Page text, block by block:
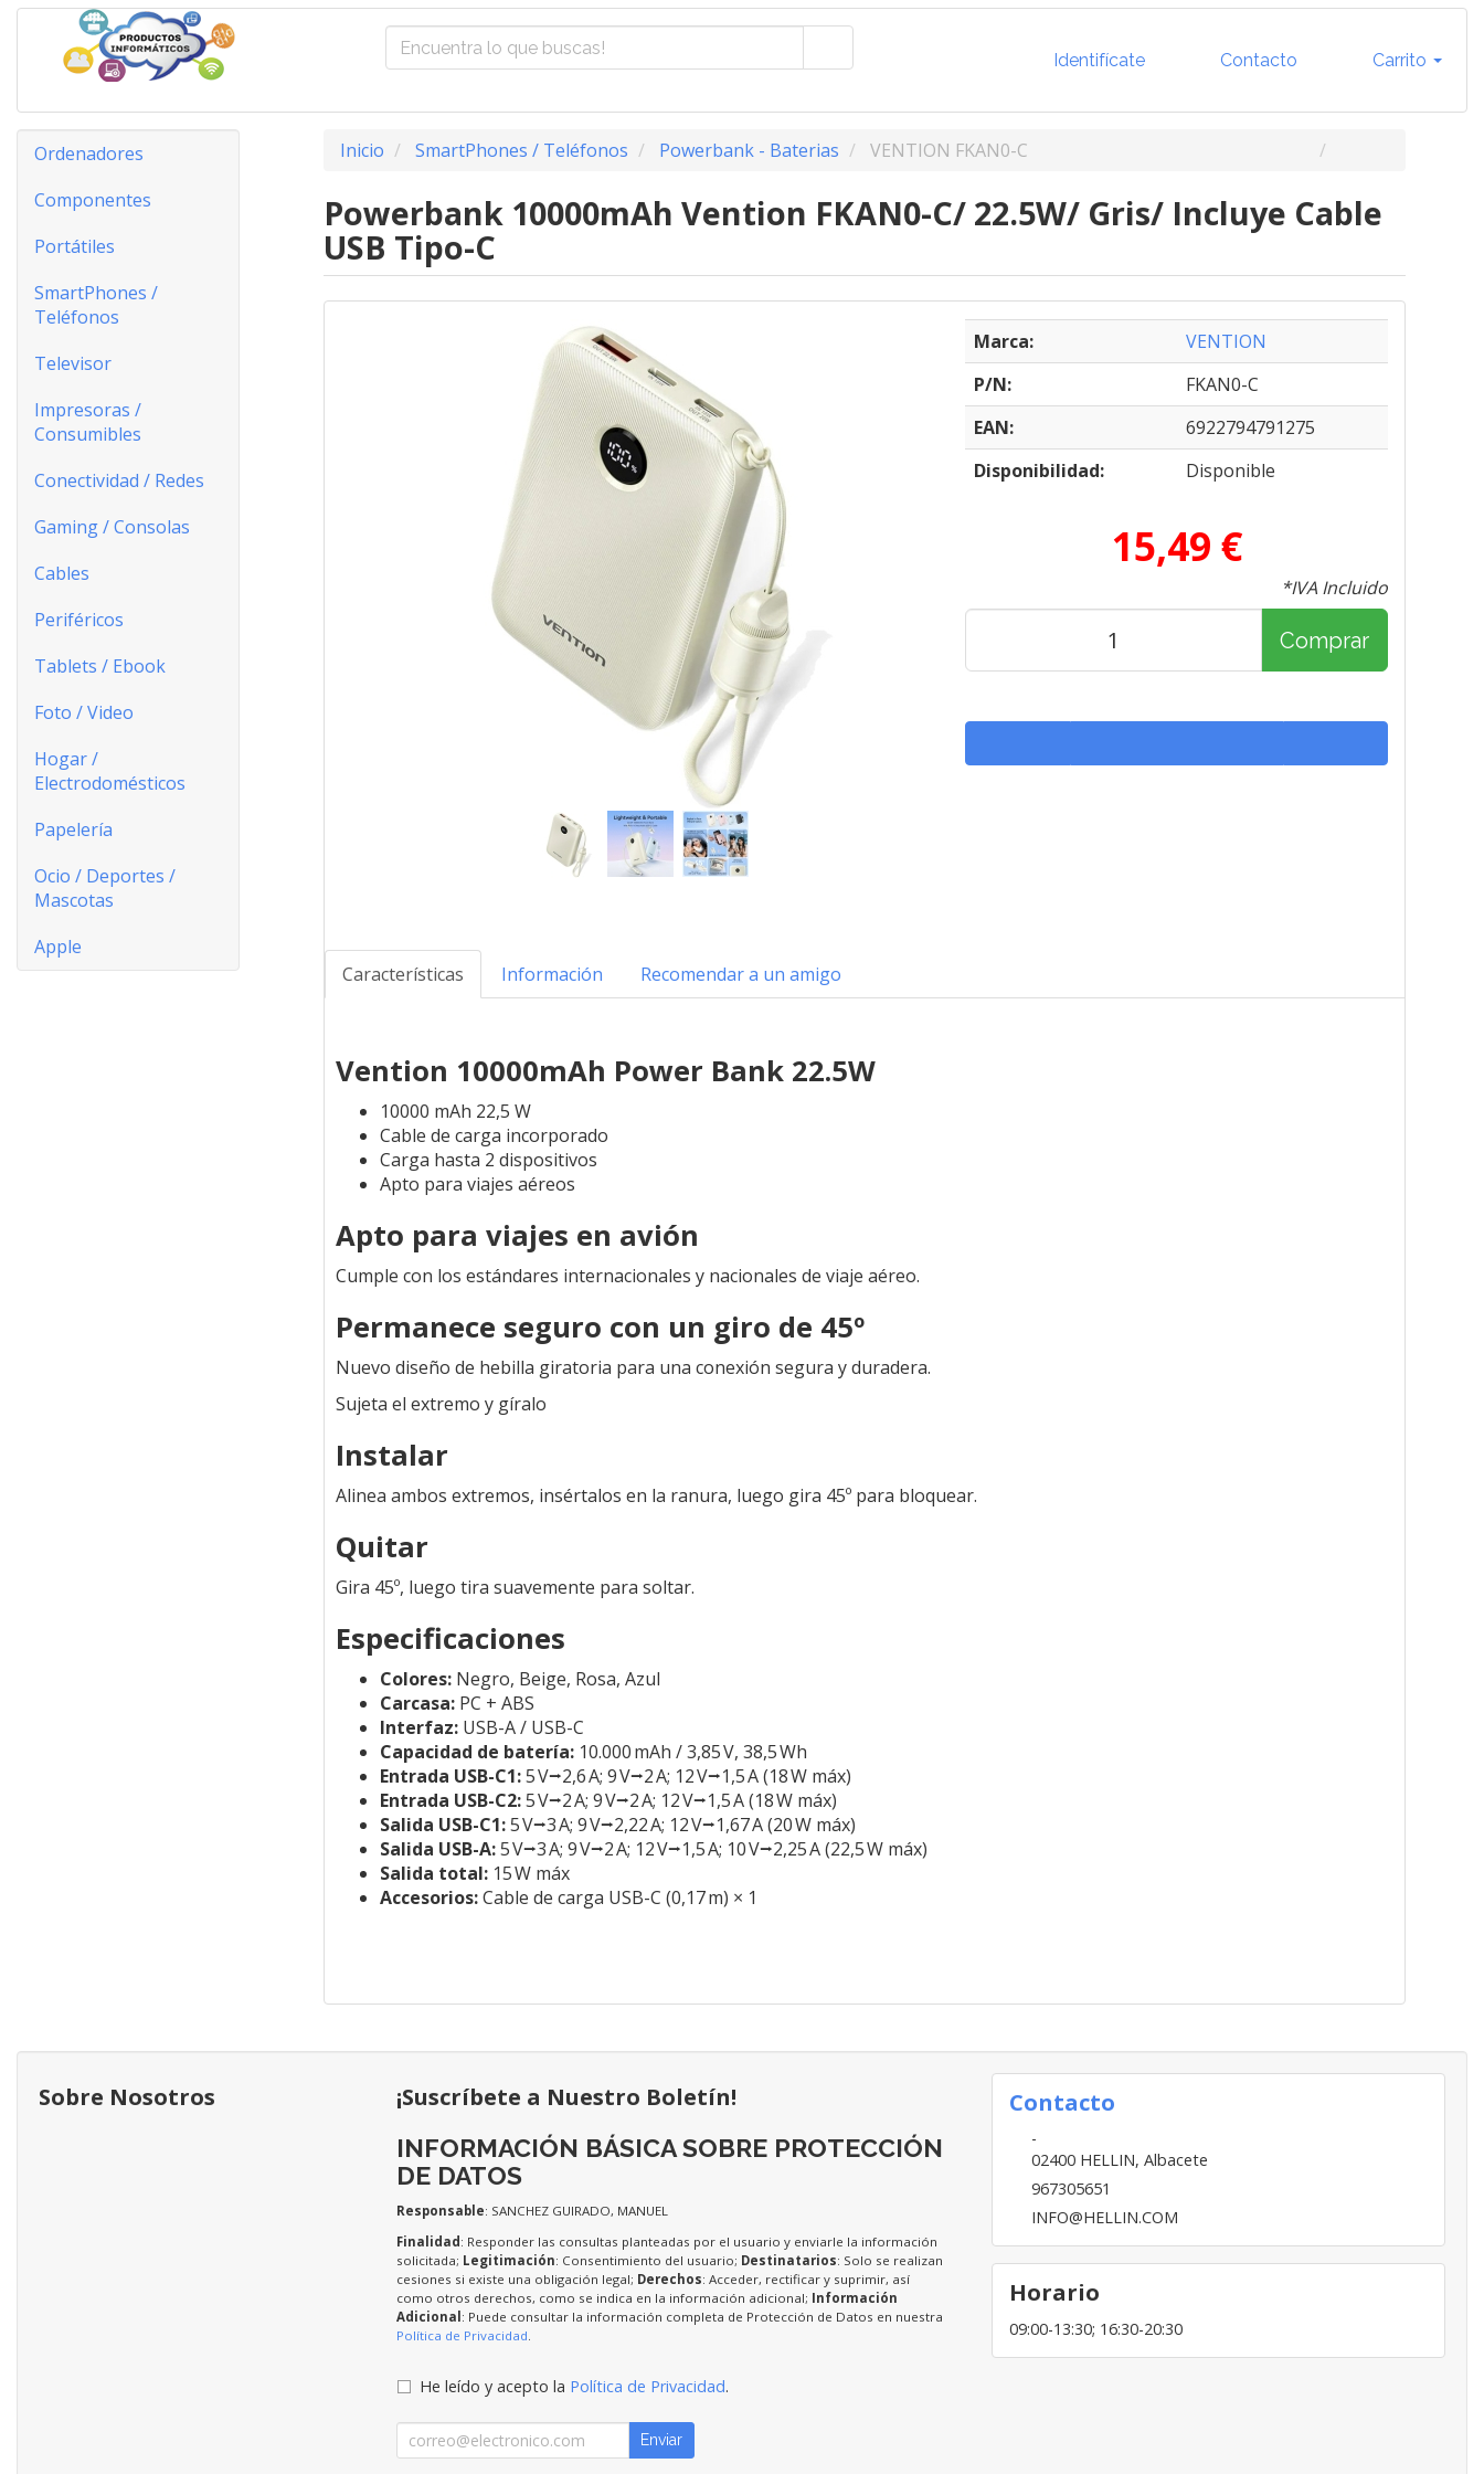
Identifícate Contacto Carrito
Ordenadores
Componentes
Portátiles
SmartPhones /
Teléfonos
Televisor
Impresoras /
Consumibles
Conectividad / Redes
Gaming / Consolas
Cables
Periféricos
Tablets / Ebook
Foto / Video
Hogar /
Electrodomésticos
Papelería
Ocio / Deportes /
Mascotas
Apple
Inicio SmartPhones / Teléfonos Powerbank - Baterias VENTION FKAN0-C
Powerbank 10000mAh Vention FKAN0-C/ 22.5W/ Gris/ Incluye Cable
USB Tipo-C
Marca:
VENTION
P/N:
FKAN0-C
EAN:
6922794791275
Disponibilidad:
Disponible
15,49 €
*IVA Incluido
Comprar
Características Información Recomendar a un amigo
Vention 10000mAh Power Bank 22.5W
10000 mAh 22,5 W
Cable de carga incorporado
Carga hasta 2 dispositivos
Apto para viajes aéreos
Apto para viajes en avión
Cumple con los estándares internacionales y nacionales de viaje aéreo.
Permanece seguro con un giro de 45º
Nuevo diseño de hebilla giratoria para una conexión segura y duradera.
Sujeta el extremo y gíralo
Instalar
Alinea ambos extremos, insértalos en la ranura, luego gira 45º para bloquear.
Quitar
Gira 45º, luego tira suavemente para soltar.
Especificaciones
Colores:Negro, Beige, Rosa, Azul
Carcasa:PC + ABS
Interfaz:USB-A / USB-C
Capacidad de batería:10.000 mAh / 3,85 V, 38,5 Wh
Entrada USB-C1:5 V⭢2,6 A; 9 V⭢2 A; 12 V⭢1,5 A (18 W máx)
Entrada USB-C2:5 V⭢2 A; 9 V⭢2 A; 12 V⭢1,5 A (18 W máx)
Salida USB-C1:5 V⭢3 A; 9 V⭢2,22 A; 12 V⭢1,67 A (20 W máx)
Salida USB-A:5 V⭢3 A; 9 V⭢2 A; 12 V⭢1,5 A; 10 V⭢2,25 A (22,5 W máx)
Salida total:15 W máx
Accesorios:Cable de carga USB-C (0,17 m) × 1
Sobre Nosotros
¡Suscríbete a Nuestro Boletín!
INFORMACIÓN BÁSICA SOBRE PROTECCIÓN
DE DATOS
Responsable: SANCHEZ GUIRADO, MANUEL
Finalidad : Responder las consultas planteadas por el usuario y enviarle la información
solicitada; Legitimación: Consentimiento del usuario; Destinatarios: Solo se realizan
cesiones si existe una obligación legal; Derechos: Acceder, rectificar y suprimir, así
como otros derechos, como se indica en la información adicional; Información
Adicional : Puede consultar la información completa de Protección de Datos en nuestra
Política de Privacidad.
He leído y acepto la Política de Privacidad.
Enviar
Contacto
-
02400 HELLIN, Albacete
967305651
INFO@HELLIN.COM
Horario
09:00-13:30; 16:30-20:30